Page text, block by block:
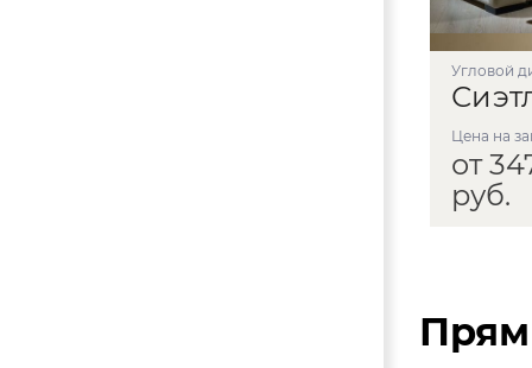
угловой
Цена на
от
руб.